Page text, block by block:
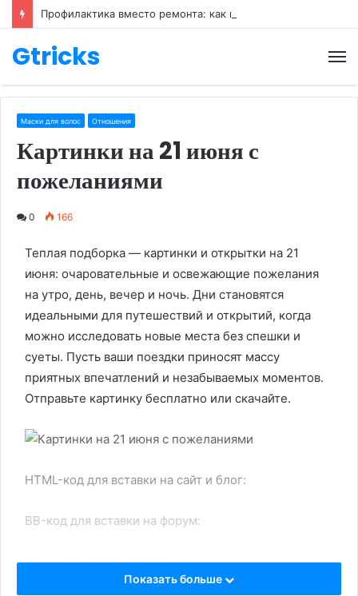
Gtricks
Маски для волос Отношения
Картинки на 21 июня с
пожеланиями
0 166
Теплая подборка — картинки и открытки на 21
июня: очаровательные и освежающие пожелания
на утро, день, вечер и ночь. Дни становятся
идеальными для путешествий и открытий, когда
можно исследовать новые места без спешки и
суеты. Пусть ваши поездки приносят массу
приятных впечатлений и незабываемых моментов.
Отправьте картинку бесплатно или скачайте.
HTML-код для вставки на сайт и блог:
BB-код для вставки на форум:
Ссылка на изображение:
Показать больше